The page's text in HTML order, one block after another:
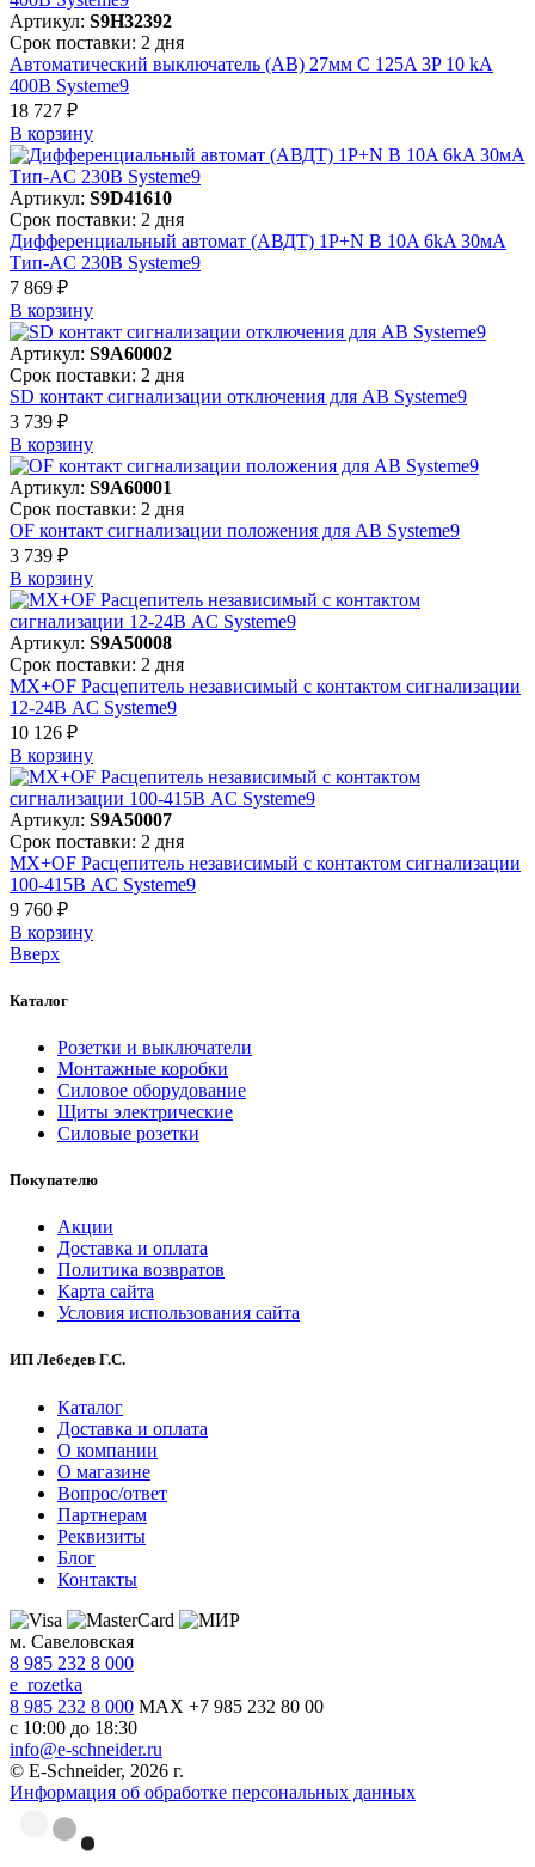
Артикул: S9H32392
Срок поставки: 2 дня
Автоматический выключатель (АВ) 27мм C 125A 3P 10 kA
400В Systeme9
18 727 ₽
В корзинy
Артикул: S9D41610
Срок поставки: 2 дня
Дифференциальный автомат (АВДТ) 1P+N B 10A 6kA 30мА
Тип-AC 230В Systeme9
7 869 ₽
В корзинy
Артикул: S9A60002
Срок поставки: 2 дня
SD контакт сигнализации отключения для АВ Systeme9
3 739 ₽
В корзинy
Артикул: S9A60001
Срок поставки: 2 дня
OF контакт сигнализации положения для АВ Systeme9
3 739 ₽
В корзинy
Артикул: S9A50008
Срок поставки: 2 дня
MX+OF Расцепитель независимый с контактом сигнализации
12-24В AC Systeme9
10 126 ₽
В корзинy
Артикул: S9A50007
Срок поставки: 2 дня
MX+OF Расцепитель независимый с контактом сигнализации
100-415В AC Systeme9
9 760 ₽
В корзинy
Вверх
Каталог
Розетки и выключатели
Монтажные коробки
Силовое оборудование
Щиты электрические
Силовые розетки
Покупателю
Акции
Доставка и оплата
Политика возвратов
Карта сайта
Условия использования сайта
ИП Лебедев Г.С.
Каталог
Доставка и оплата
О компании
О магазине
Вопрос/ответ
Партнерам
Реквизиты
Блог
Контакты
м. Савеловская
8 985 232 8 000
e_rozetka
8 985 232 8 000 MAX +7 985 232 80 00
с 10:00 до 18:30
info@e-schneider.ru
© E-Schneider, 2026 г.
Информация об обработке персональных данных